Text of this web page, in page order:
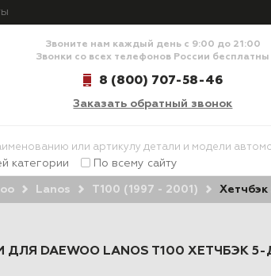
Звоните нам каждый день с 9:00 до 21:00
Звонки со всех телефонов России бесплатны
8 (800) 707-58-46
Заказать обратный звонок
категории
По всему сайту
Lanos T100 (1997 - 2001) Хетчбэк
DAEWOO LANOS T100 ХЕТЧБЭК 5-